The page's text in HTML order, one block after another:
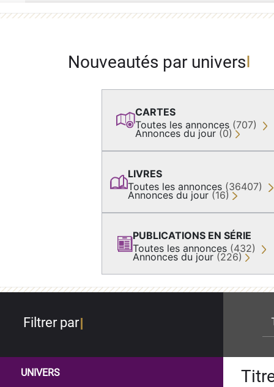
Nouveautés par univers
CARTES
Toutes les annonces (707)
Annonces du jour (0)
LIVRES
Toutes les annonces (36407)
Annonces du jour (16)
PUBLICATIONS EN SÉRIE
Toutes les annonces (432)
Annonces du jour (226)
Filtrer par
UNIVERS